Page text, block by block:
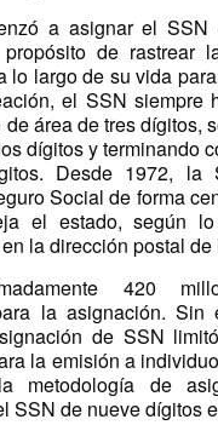
a asignar el
de rastrear
lo largo de su vida
el SSN siempre
área de tres dígitos,
dígitos y terminando
Desde 1972, la
Social de forma
el estado, según
la dirección postal
420
la asignación. Sin
de SSN
la emisión a
metodología de
SSN de nueve dígitos